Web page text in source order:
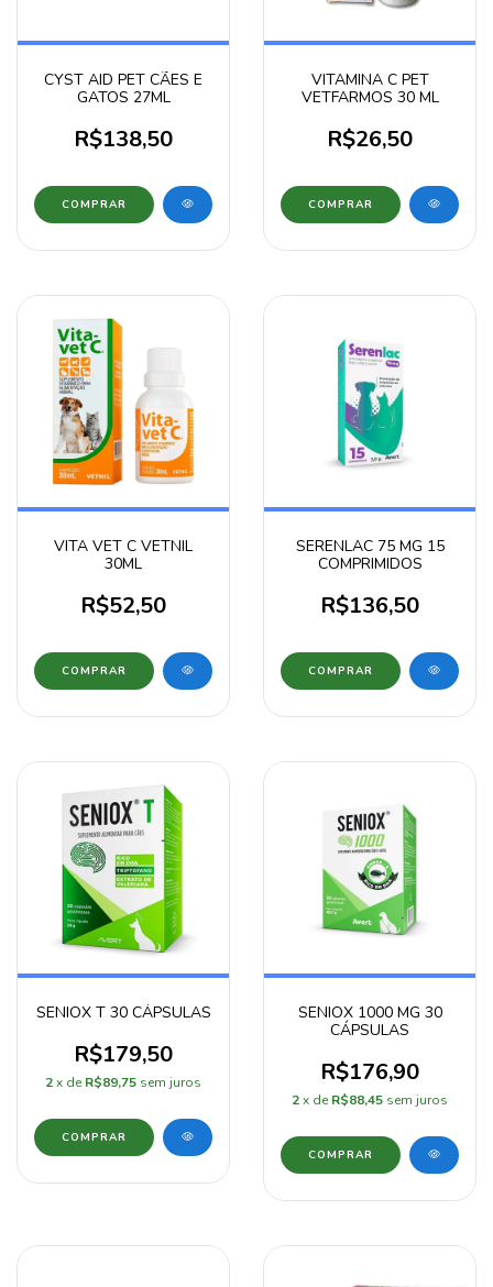
CYST AID PET CÃES E
GATOS 27ML
R$138,50
VITAMINA C PET
VETFARMOS 30 ML
R$26,50
VITA VET C VETNIL
30ML
R$52,50
SERENLAC 75 MG 15
COMPRIMIDOS
R$136,50
SENIOX T 30 CÁPSULAS
R$179,50
2x de R$89,75 sem juros
SENIOX 1000 MG 30
CÁPSULAS
R$176,90
2x de R$88,45 sem juros